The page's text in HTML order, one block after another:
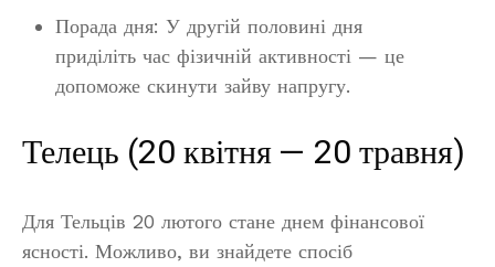
Порада дня: У другій половині дня
приділіть час фізичній активності — це
допоможе скинути зайву напругу.
Телець (20 квітня — 20 травня)
Для Тельців 20 лютого стане днем фінансової
ясності. Можливо, ви знайдете спосіб